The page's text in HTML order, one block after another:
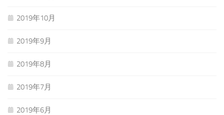
2019年10月
2019年9月
2019年8月
2019年7月
2019年6月